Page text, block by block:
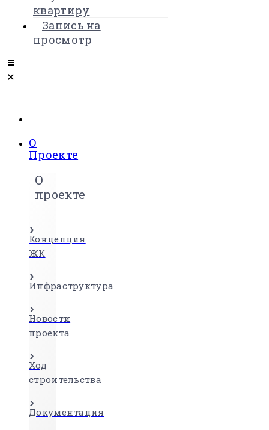
квартиру
Запись на
просмотр
О
Проекте
О
проекте
Концепция
ЖК
Инфраструктура
Новости
проекта
Ход
строительства
Документация